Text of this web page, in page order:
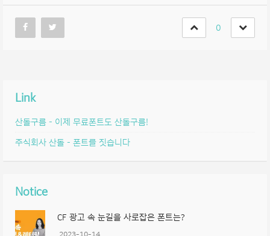
0
Link
산돌구름 – 이제 무료폰트도 산돌구름!
주식회사 산돌 – 폰트를 짓습니다
Notice
CF 광고 속 눈길을 사로잡은 폰트는?
2023-10-14